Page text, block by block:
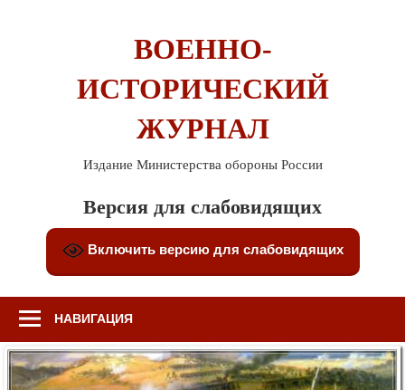
ВОЕННО-
ИСТОРИЧЕСКИЙ
ЖУРНАЛ
Издание Министерства обороны России
Версия для слабовидящих
Включить версию для слабовидящих
НАВИГАЦИЯ